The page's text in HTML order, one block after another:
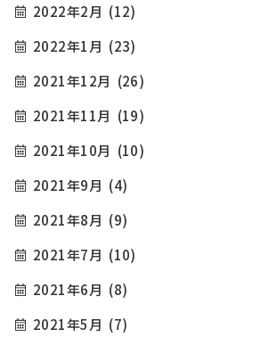
2022年2月 (12)
2022年1月 (23)
2021年12月 (26)
2021年11月 (19)
2021年10月 (10)
2021年9月 (4)
2021年8月 (9)
2021年7月 (10)
2021年6月 (8)
2021年5月 (7)